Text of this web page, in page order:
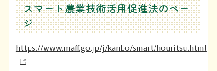
スマート農業技術活用促進法のペー
ジ
https://www.maff.go.jp/j/kanbo/smart/houritsu.html